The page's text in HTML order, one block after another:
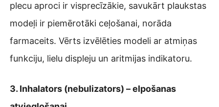
plecu aproci ir visprecīzākie, savukārt plaukstas
modeļi ir piemērotāki ceļošanai, norāda
farmaceits. Vērts izvēlēties modeli ar atmiņas
funkciju, lielu displeju un aritmijas indikatoru.
3. Inhalators (nebulizators) – elpošanas